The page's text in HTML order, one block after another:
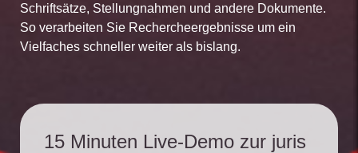
Schriftsätze, Stellungnahmen und andere Dokumente.
So verarbeiten Sie Rechercheergebnisse um ein
Vielfaches schneller weiter als bislang.
15 Minuten Live-Demo zur juris